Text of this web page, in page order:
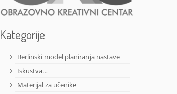
Kategorije
Berlinski model planiranja nastave
Iskustva…
Materijal za učenike